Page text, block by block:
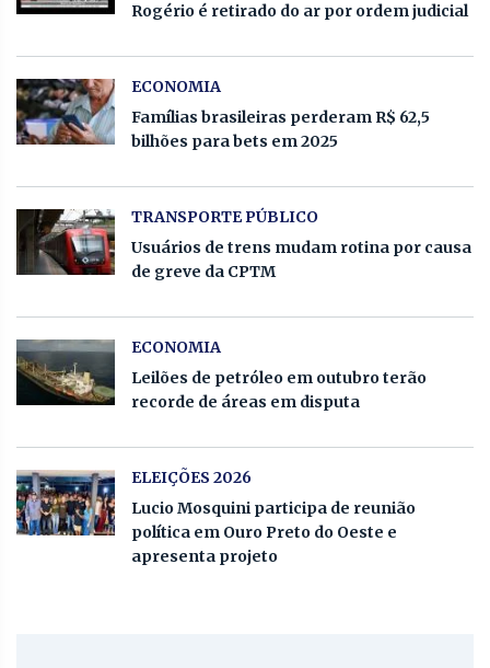
Rogério é retirado do ar por ordem judicial
ECONOMIA
Famílias brasileiras perderam R$ 62,5
bilhões para bets em 2025
TRANSPORTE PÚBLICO
Usuários de trens mudam rotina por causa
de greve da CPTM
ECONOMIA
Leilões de petróleo em outubro terão
recorde de áreas em disputa
ELEIÇÕES 2026
Lucio Mosquini participa de reunião
política em Ouro Preto do Oeste e
apresenta projeto